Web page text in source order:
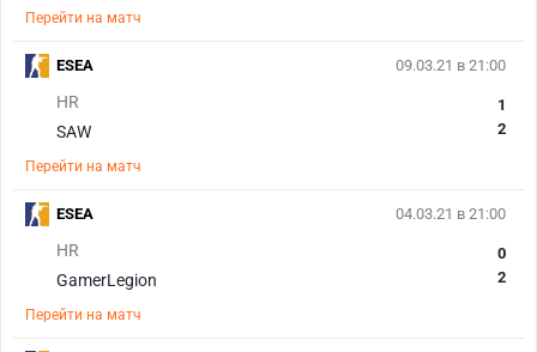
Перейти на матч
09.03.21 в 21:00
HR
SAW
1
2
Перейти на матч
ESEA
04.03.21 в 21:00
HR
GamerLegion
0
2
Перейти на матч
ESEA